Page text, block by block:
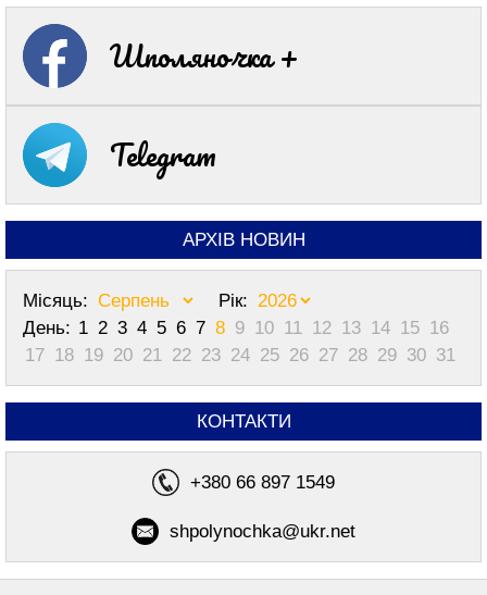
Шполяночка +
Telegram
АРХІВ НОВИН
Місяць:
Рік:
День: 1 2 3 4 5 6 7 8 9 10 11 12 13 14 15 16
17 18 19 20 21 22 23 24 25 26 27 28 29 30 31
КОНТАКТИ
+380 66 897 1549
shpolynochka@ukr.net